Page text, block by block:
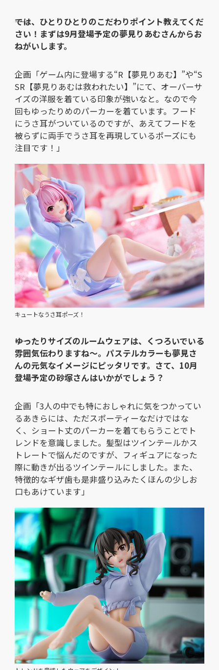
――では、ひとりひとりのこだわりポイント教えてくだ
さい！まずは9月登場予定の夢見りあむさんからお
ねがいします。
企画「ゲーム内に登場する“R【夢見りあむ】”や“S
SR【夢見りあむは救われたい】”にて、オーバーサ
イズの洋服を着ている印象が強いなと。なので今
回もゆったりめのパーカーを着ています。フード
にうさ耳がついているのですが、あえてフードを
被らずに両手でうさ耳を再現しているポーズにも
注目です！」
キュートなうさ耳ポーズ！
――ゆったりサイズのルームウェアは、くつろいでいる
雰囲気伝わりますね～。パステルカラーも夢見さ
んの元気なイメージにピッタリです。さて、10月
登場予定の砂塚さんはいかがでしょう？
企画「3人の中でも特におしゃれに気をつかってい
るあきらには、ただスポーティーなだけではな
く、ショート丈のパーカーを着てもらうことでト
レンドを意識しました。髪型はツインテールかス
トレートで悩んだのですが、フィギュアになった
際に動きが出るツインテールにしました。また、
特徴的なギザ歯も是非盛り込みたくほんの少しお
口もあけています」